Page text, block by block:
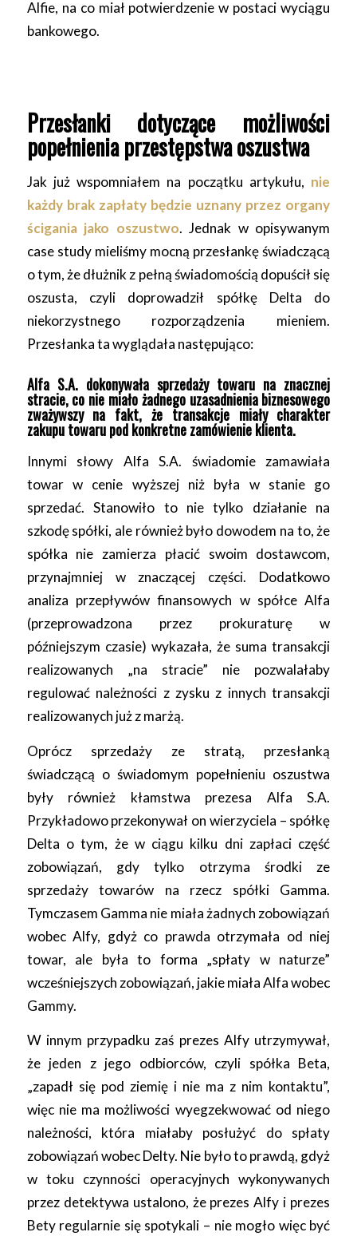
Alfie, na co miał potwierdzenie w postaci wyciągu
bankowego.
Przesłanki dotyczące możliwości
popełnienia przestępstwa oszustwa
Jak już wspomniałem na początku artykułu, nie
każdy brak zapłaty będzie uznany przez organy
ścigania jako oszustwo. Jednak w opisywanym
case study mieliśmy mocną przesłankę świadczącą
o tym, że dłużnik z pełną świadomością dopuścił się
oszusta, czyli doprowadził spółkę Delta do
niekorzystnego rozporządzenia mieniem.
Przesłanka ta wyglądała następująco:
Alfa S.A. dokonywała sprzedaży towaru na znacznej
stracie, co nie miało żadnego uzasadnienia biznesowego
zważywszy na fakt, że transakcje miały charakter
zakupu towaru pod konkretne zamówienie klienta.
Innymi słowy Alfa S.A. świadomie zamawiała
towar w cenie wyższej niż była w stanie go
sprzedać. Stanowiło to nie tylko działanie na
szkodę spółki, ale również było dowodem na to, że
spółka nie zamierza płacić swoim dostawcom,
przynajmniej w znaczącej części. Dodatkowo
analiza przepływów finansowych w spółce Alfa
(przeprowadzona przez prokuraturę w
późniejszym czasie) wykazała, że suma transakcji
realizowanych „na stracie” nie pozwalałaby
regulować należności z zysku z innych transakcji
realizowanych już z marżą.
Oprócz sprzedaży ze stratą, przesłanką
świadczącą o świadomym popełnieniu oszustwa
były również kłamstwa prezesa Alfa S.A.
Przykładowo przekonywał on wierzyciela – spółkę
Delta o tym, że w ciągu kilku dni zapłaci część
zobowiązań, gdy tylko otrzyma środki ze
sprzedaży towarów na rzecz spółki Gamma.
Tymczasem Gamma nie miała żadnych zobowiązań
wobec Alfy, gdyż co prawda otrzymała od niej
towar, ale była to forma „spłaty w naturze”
wcześniejszych zobowiązań, jakie miała Alfa wobec
Gammy.
W innym przypadku zaś prezes Alfy utrzymywał,
że jeden z jego odbiorców, czyli spółka Beta,
„zapadł się pod ziemię i nie ma z nim kontaktu”,
więc nie ma możliwości wyegzekwować od niego
należności, która miałaby posłużyć do spłaty
zobowiązań wobec Delty. Nie było to prawdą, gdyż
w toku czynności operacyjnych wykonywanych
przez detektywa ustalono, że prezes Alfy i prezes
Bety regularnie się spotykali – nie mogło więc być